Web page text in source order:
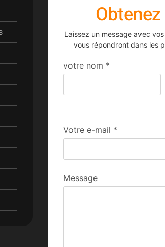
Laissez un message avec
vous répondront dans les
votre nom *
Votre e-mail *
Message